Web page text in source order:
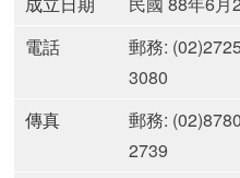
電話
郵務:
3080
傳真
郵務:
2739